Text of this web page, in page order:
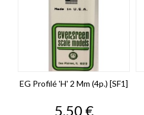
EG Profilé 'H' 2 Mm (4p.) [SF1]
Prix
5,50 €